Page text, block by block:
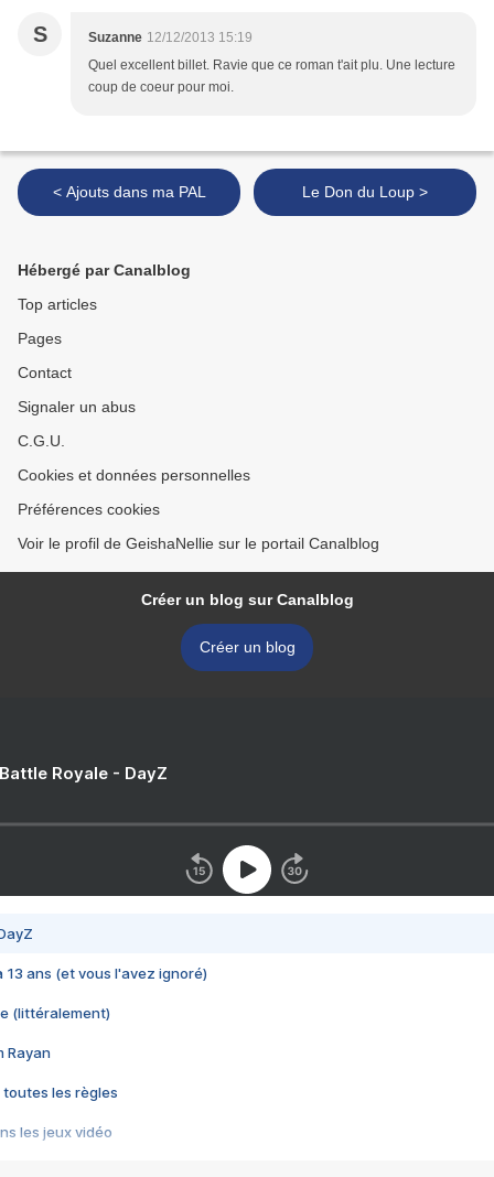
S Suzanne 12/12/2013 15:19
Quel excellent billet. Ravie que ce roman t'ait plu. Une lecture
coup de coeur pour moi.
< Ajouts dans ma PAL Le Don du Loup >
Hébergé par Canalblog
Top articles
Pages
Contact
Signaler un abus
C.G.U.
Cookies et données personnelles
Préférences cookies
Voir le profil de GeishaNellie sur le portail Canalblog
Créer un blog sur Canalblog
Créer un blog
Royale - DayZ
13 ans (et vous l'avez ignoré)
(littéralement)
Rayan
toutes les règles
les jeux vidéo